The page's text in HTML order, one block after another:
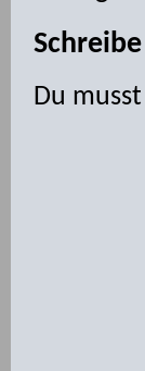
Du musst